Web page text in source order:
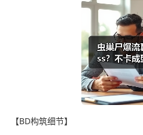
【BD构筑细节】